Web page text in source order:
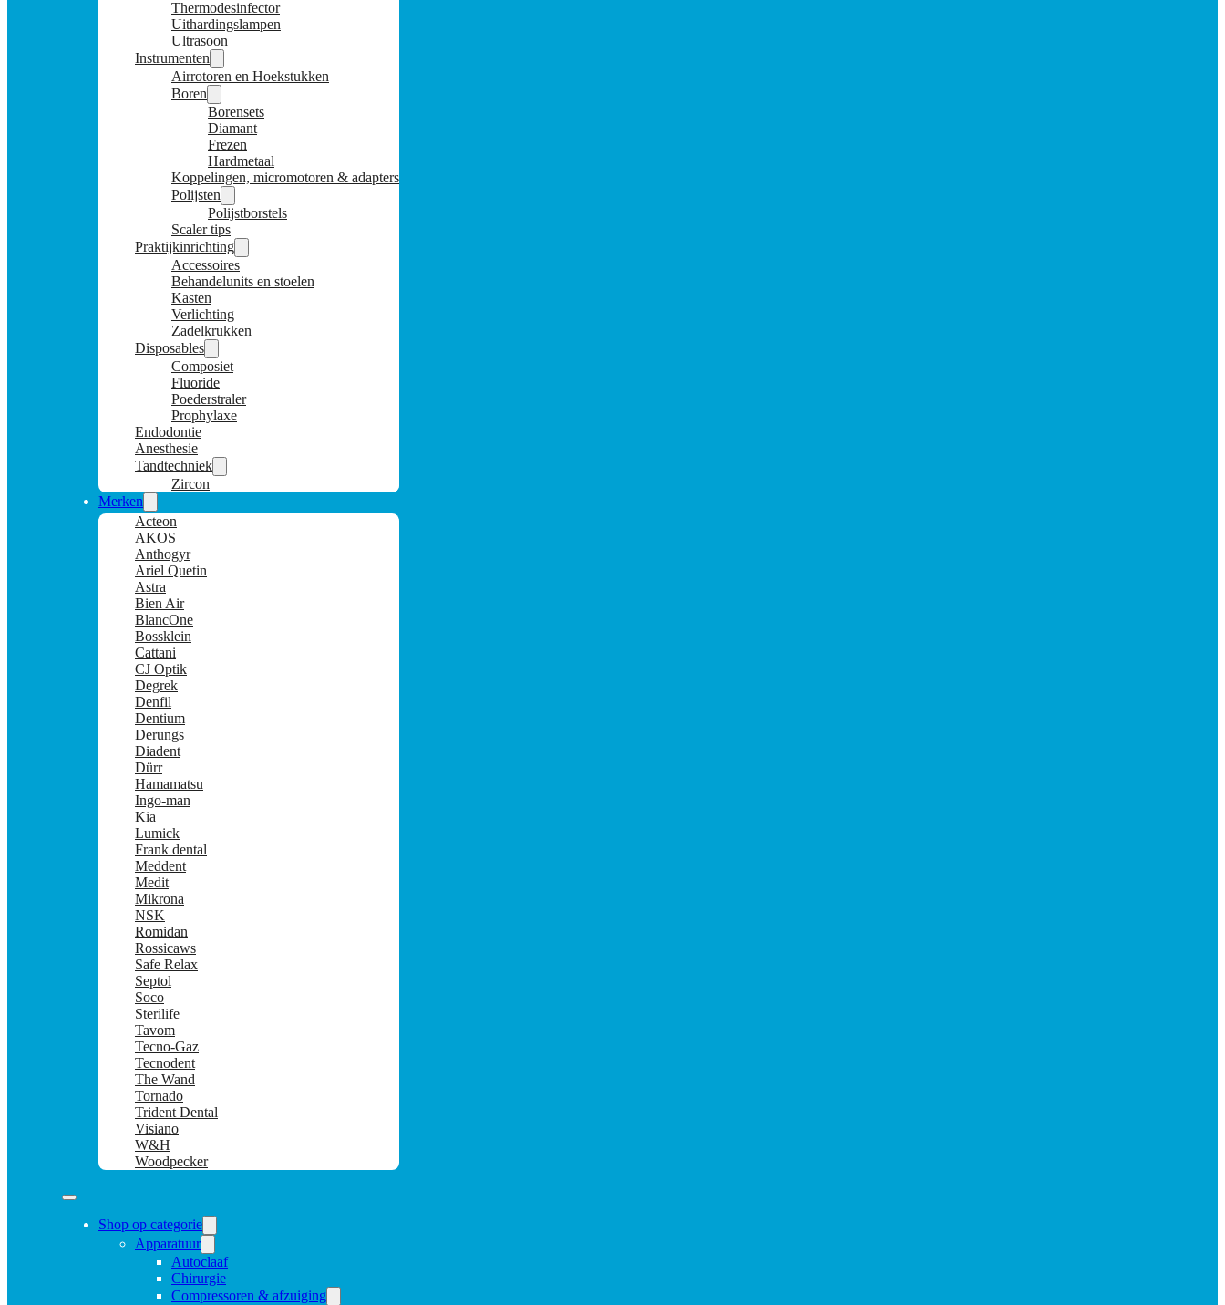
Thermodesinfector
Uithardingslampen
Ultrasoon
Instrumenten
Airrotoren en Hoekstukken
Boren
Borensets
Diamant
Frezen
Hardmetaal
Koppelingen, micromotoren & adapters
Polijsten
Polijstborstels
Scaler tips
Praktijkinrichting
Accessoires
Behandelunits en stoelen
Kasten
Verlichting
Zadelkrukken
Disposables
Composiet
Fluoride
Poederstraler
Prophylaxe
Endodontie
Anesthesie
Tandtechniek
Zircon
Merken
Acteon
AKOS
Anthogyr
Ariel Quetin
Astra
Bien Air
BlancOne
Bossklein
Cattani
CJ Optik
Degrek
Denfil
Dentium
Derungs
Diadent
Dürr
Hamamatsu
Ingo-man
Kia
Lumick
Frank dental
Meddent
Medit
Mikrona
NSK
Romidan
Rossicaws
Safe Relax
Septol
Soco
Sterilife
Tavom
Tecno-Gaz
Tecnodent
The Wand
Tornado
Trident Dental
Visiano
W&H
Woodpecker
Shop op categorie
Apparatuur
Autoclaaf
Chirurgie
Compressoren & afzuiging